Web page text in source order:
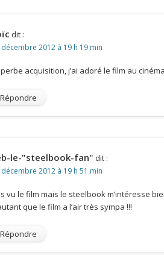
dit :
décembre 2012 à 19 h 19 min
acquisition, j’ai adoré le film au
Répondre
le-"steelbook-fan" dit :
décembre 2012 à 19 h 51 min
vu le film mais le steelbook m’intéresse
que le film a l’air très sympa !!!
Répondre